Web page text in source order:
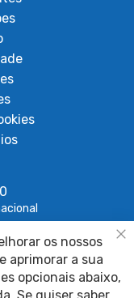
os nossos
aprimorar a sua
opcionais abaixo,